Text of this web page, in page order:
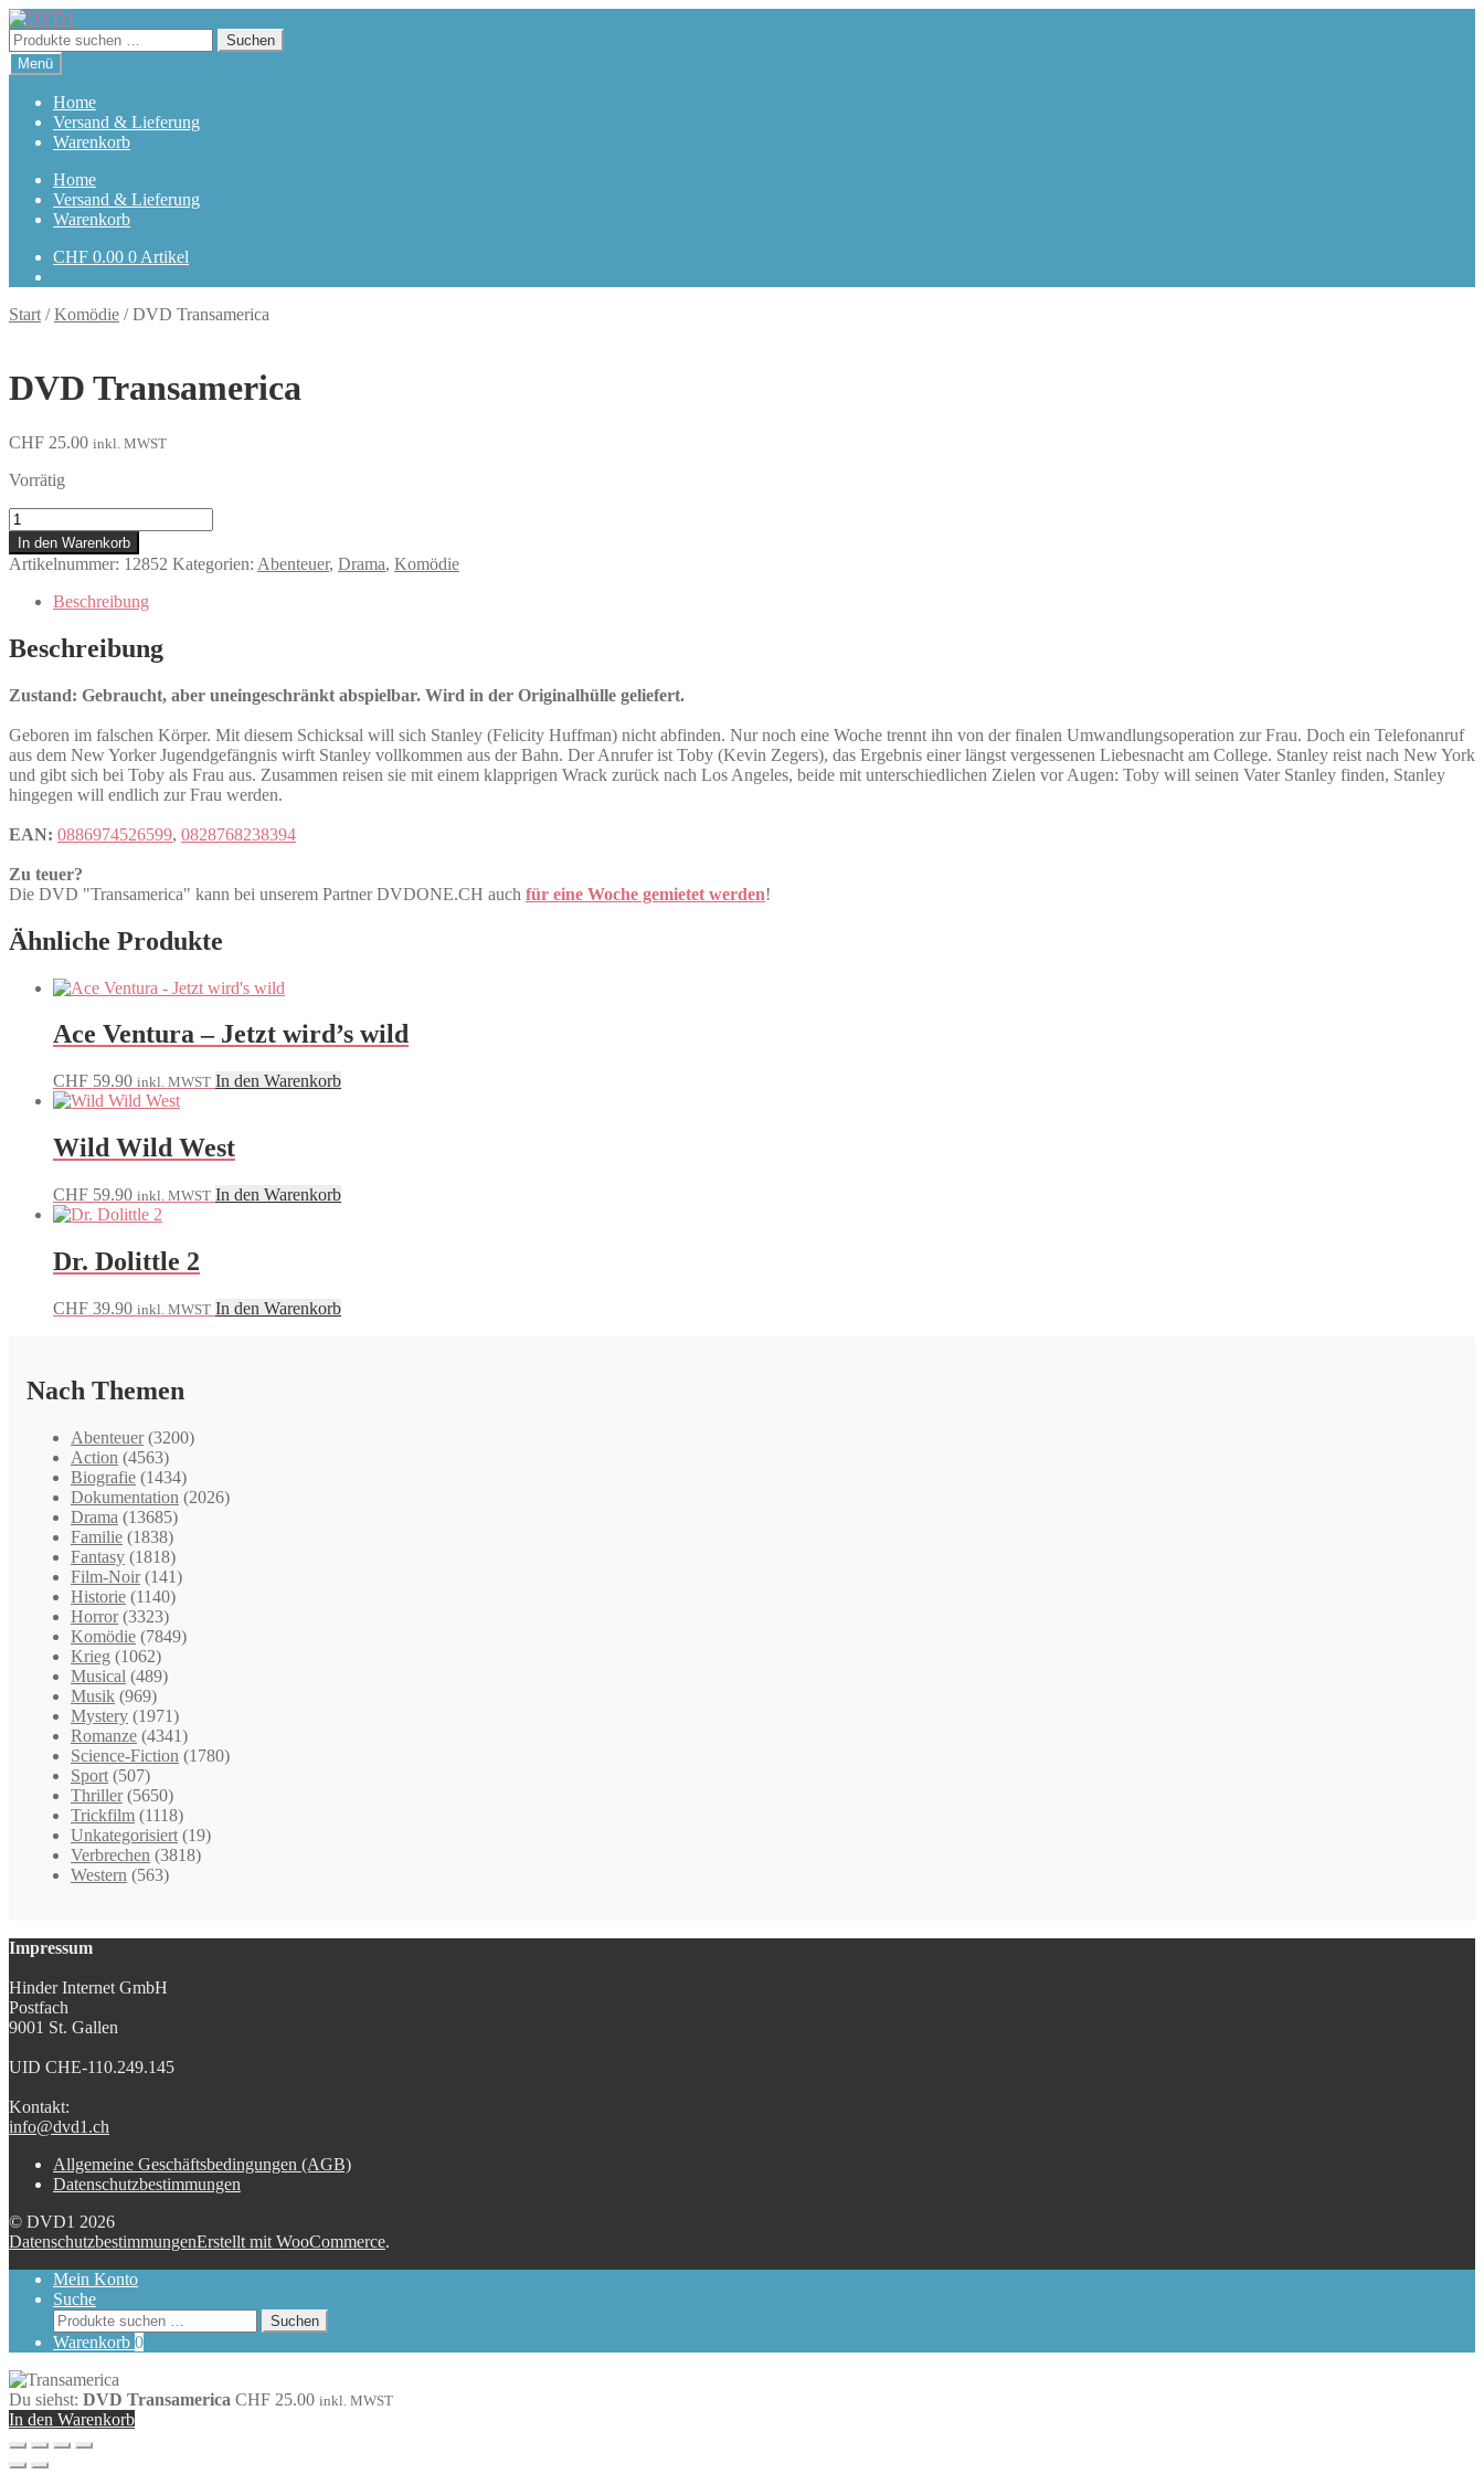
Zur
Navigation
springen
Zum
Inhalt
springen
Suchen
nach:
Suchen
Menü
Home
Versand & Lieferung
Warenkorb
Home
Versand & Lieferung
Warenkorb
CHF 0.00 0 Artikel
Start /Komödie /DVD Transamerica
DVD Transamerica
CHF 25.00 inkl. MWST
Vorrätig
Transamerica
Menge
In den Warenkorb
Artikelnummer: 12852 Kategorien: Abenteuer, Drama, Komödie
Beschreibung
Beschreibung
Zustand: Gebraucht, aber uneingeschränkt abspielbar. Wird in der Originalhülle geliefert.
Geboren im falschen Körper. Mit diesem Schicksal will sich Stanley (Felicity Huffman) nicht abfinden. Nur noch eine Woche trennt ihn von der finalen Umwandlungsoperation zur Frau. Doch ein Telefonanruf
aus dem New Yorker Jugendgefängnis wirft Stanley vollkommen aus der Bahn. Der Anrufer ist Toby (Kevin Zegers), das Ergebnis einer längst vergessenen Liebesnacht am College. Stanley reist nach New York
und gibt sich bei Toby als Frau aus. Zusammen reisen sie mit einem klapprigen Wrack zurück nach Los Angeles, beide mit unterschiedlichen Zielen vor Augen: Toby will seinen Vater Stanley finden, Stanley
hingegen will endlich zur Frau werden.
EAN: 0886974526599, 0828768238394
Zu teuer?
Die DVD "Transamerica" kann bei unserem Partner DVDONE.CH auch für eine Woche gemietet werden!
Ähnliche Produkte
Ace Ventura – Jetzt wird’s wild
CHF 59.90 inkl. MWST In den Warenkorb
Wild Wild West
CHF 59.90 inkl. MWST In den Warenkorb
Dr. Dolittle 2
CHF 39.90 inkl. MWST In den Warenkorb
Nach Themen
Abenteuer (3200)
Action (4563)
Biografie (1434)
Dokumentation (2026)
Drama (13685)
Familie (1838)
Fantasy (1818)
Film-Noir (141)
Historie (1140)
Horror (3323)
Komödie (7849)
Krieg (1062)
Musical (489)
Musik (969)
Mystery (1971)
Romanze (4341)
Science-Fiction (1780)
Sport (507)
Thriller (5650)
Trickfilm (1118)
Unkategorisiert (19)
Verbrechen (3818)
Western (563)
Impressum
Hinder Internet GmbH
Postfach
9001 St. Gallen
UID CHE-110.249.145
Kontakt:
info@dvd1.ch
Allgemeine Geschäftsbedingungen (AGB)
Datenschutzbestimmungen
© DVD1 2026
DatenschutzbestimmungenErstellt mit WooCommerce.
Mein Konto
Suche
Suchen
nach:
Suchen
Warenkorb 0
Du siehst: DVD Transamerica CHF 25.00 inkl. MWST
In den Warenkorb